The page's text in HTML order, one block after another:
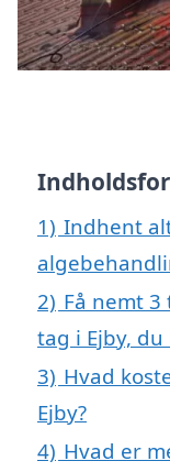
1) Indhent
2) Få nemt
tag i Ejby,
3) Hvad
Ejby?
4) Hvad er